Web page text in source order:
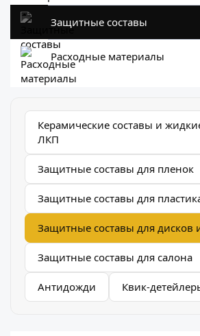
Защитные составы
Расходные материалы
Керамические составы и
ЛКП
Защитные составы для пленок
Защитные составы для
Защитные составы для дисков
Защитные составы для салона
Антидожди Квик-